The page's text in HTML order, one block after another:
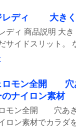
レディ 大きく
ディ 商品説明 大
サイドスリット。
ロモン全開 穴
ナイロン素材
モン全開 穴あき
ロン素材でカラダ